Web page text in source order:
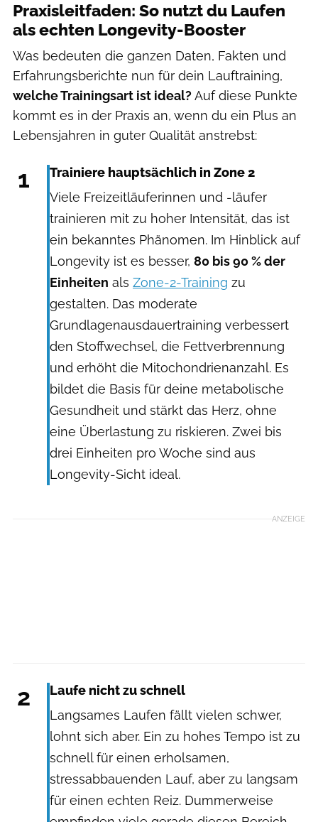
Praxisleitfaden: So nutzt du Laufen
als echten Longevity-Booster
Was bedeuten die ganzen Daten, Fakten und
Erfahrungsberichte nun für dein Lauftraining,
welche Trainingsart ist ideal?Auf diese Punkte
kommt es in der Praxis an, wenn du ein Plus an
Lebensjahren in guter Qualität anstrebst:
1
Trainiere hauptsächlich in Zone 2
Viele Freizeitläuferinnen und -läufer
trainieren mit zu hoher Intensität, das ist
ein bekanntes Phänomen. Im Hinblick auf
Longevity ist es besser, 80 bis 90 % der
Einheiten als Zone-2-Training zu
gestalten. Das moderate
Grundlagenausdauertraining verbessert
den Stoffwechsel, die Fettverbrennung
und erhöht die Mitochondrienanzahl. Es
bildet die Basis für deine metabolische
Gesundheit und stärkt das Herz, ohne
eine Überlastung zu riskieren. Zwei bis
drei Einheiten pro Woche sind aus
Longevity-Sicht ideal.
ANZEIGE
2
Laufe nicht zu schnell
Langsames Laufen fällt vielen schwer,
lohnt sich aber. Ein zu hohes Tempo ist zu
schnell für einen erholsamen,
stressabbauenden Lauf, aber zu langsam
für einen echten Reiz. Dummerweise